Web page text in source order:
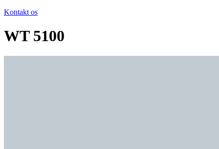
Kontakt os
WT 5100